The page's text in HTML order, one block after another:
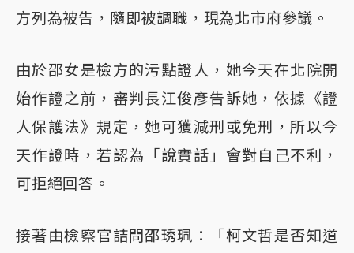
方列為被告，隨即被調職，現為北市府參議。
由於邵女是檢方的污點證人，她今天在北院開
始作證之前，審判長江俊彥告訴她，依據《證
人保護法》規定，她可獲減刑或免刑，所以今
天作證時，若認為「說實話」會對自己不利，
可拒絕回答。
接著由檢察官詰問邵琇珮：「柯文哲是否知道